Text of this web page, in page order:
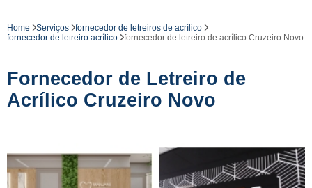
Home Serviços
fornecedor de letreiros de acrílico
fornecedor de letreiro acrílico
fornecedor de letreiro de acrílico Cruzeiro Novo
Fornecedor de Letreiro de
Acrílico Cruzeiro Novo